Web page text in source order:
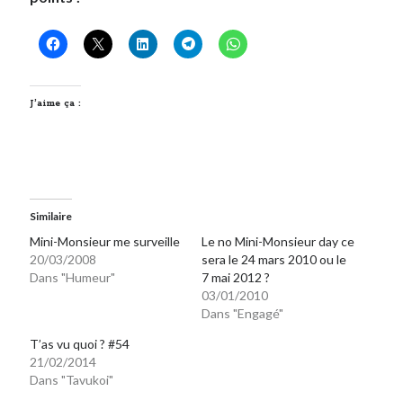
J’aime ça :
Similaire
Mini-Monsieur me surveille
20/03/2008
Dans "Humeur"
Le no Mini-Monsieur day ce
sera le 24 mars 2010 ou le
7 mai 2012 ?
03/01/2010
Dans "Engagé"
T’as vu quoi ? #54
21/02/2014
Dans "Tavukoi"